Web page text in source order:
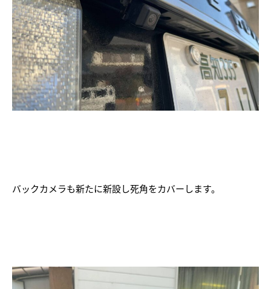
バックカメラも新たに新設し死角をカバーします。